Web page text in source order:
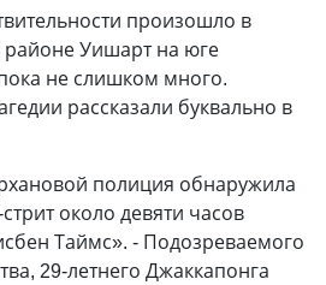
произошло в
Уишарт на юге
не слишком много.
рассказали буквально в
полиция обнаружила
около девяти часов
Таймс». - Подозреваемого
29-летнего Джаккапонга